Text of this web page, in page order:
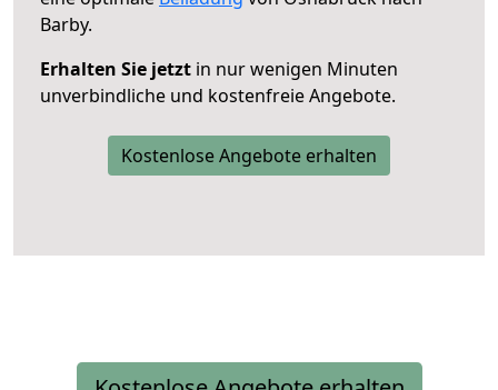
Barby.
Erhalten Sie jetzt in nur wenigen Minuten
unverbindliche und kostenfreie Angebote.
Kostenlose Angebote erhalten